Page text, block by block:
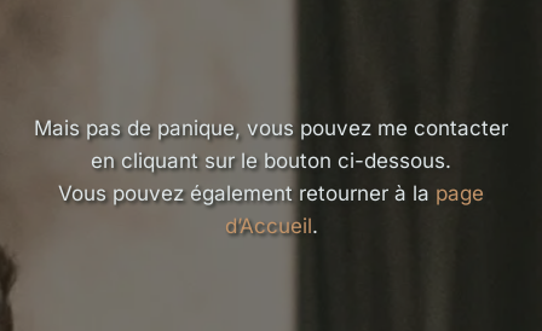
Mais pas de panique, vous pouvez me contacter
en cliquant sur le bouton ci-dessous.
Vous pouvez également retourner à la page
d’Accueil.